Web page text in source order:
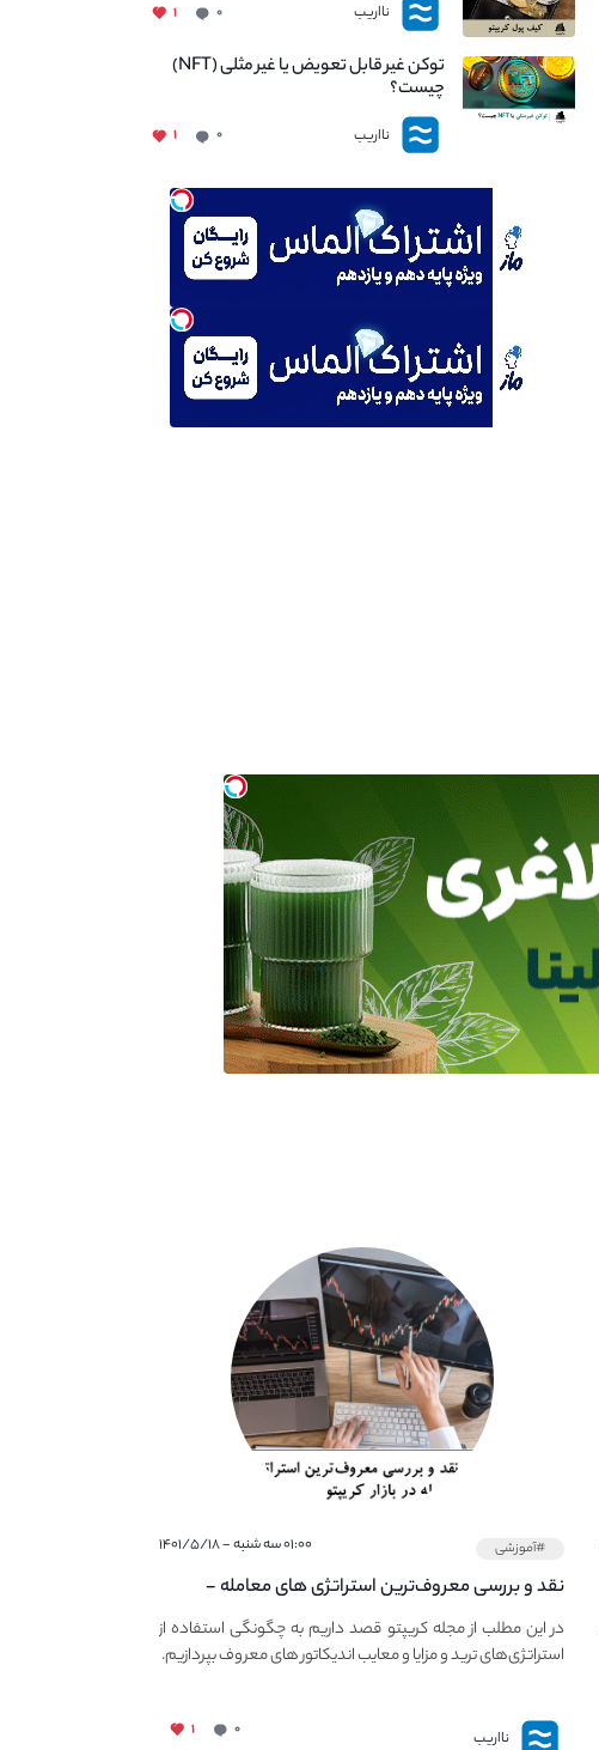
نااریب ۰ ۱
توکن غیر قابل تعویض یا غیر مثلی (NFT)
چیست؟
نااریب ۰ ۱
#آموزشی ۰۱:۰۰ سه شنبه - ۱۴۰۱/۵/۱۸
نقد و بررسی معروف‌ترین استراتژی های معامله -
معرفی استراتژی های مهم ترید در بازار کریپتو
در این مطلب از مجله کریپتو قصد داریم به چگونگی استفاده از
استراتژی‌های ترید و مزایا و معایب اندیکاتور های معروف بپردازیم.
نااریب ۰ ۱